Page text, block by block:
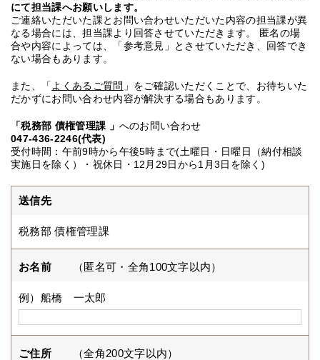
にて担当課へお願いします。
ご連絡いただいた課とお問い合わせいただいた内容の担当課が異
なる場合には、担当課より回答させていただきます。 匿名の場
合や内容によっては、「参考意見」とさせていただき、回答でき
ない場合もあります。
また、「 よくあるご質問 」をご確認いただくことで、お待ちいた
だかずにお問い合わせ内容が解決する場合もあります。
「税務部 債権管理課 」 へのお問い合わせ
047-436-2246(代表)
受付時間：午前9時から午後5時まで(土曜日・日曜日（納付相談
実施日を除く）・祝休日・12月29日から1月3日を除く)
送信先
税務部 債権管理課
お名前 （匿名可・全角100文字以内）
例）船橋 一太郎
ご住所 （全角200文字以内）